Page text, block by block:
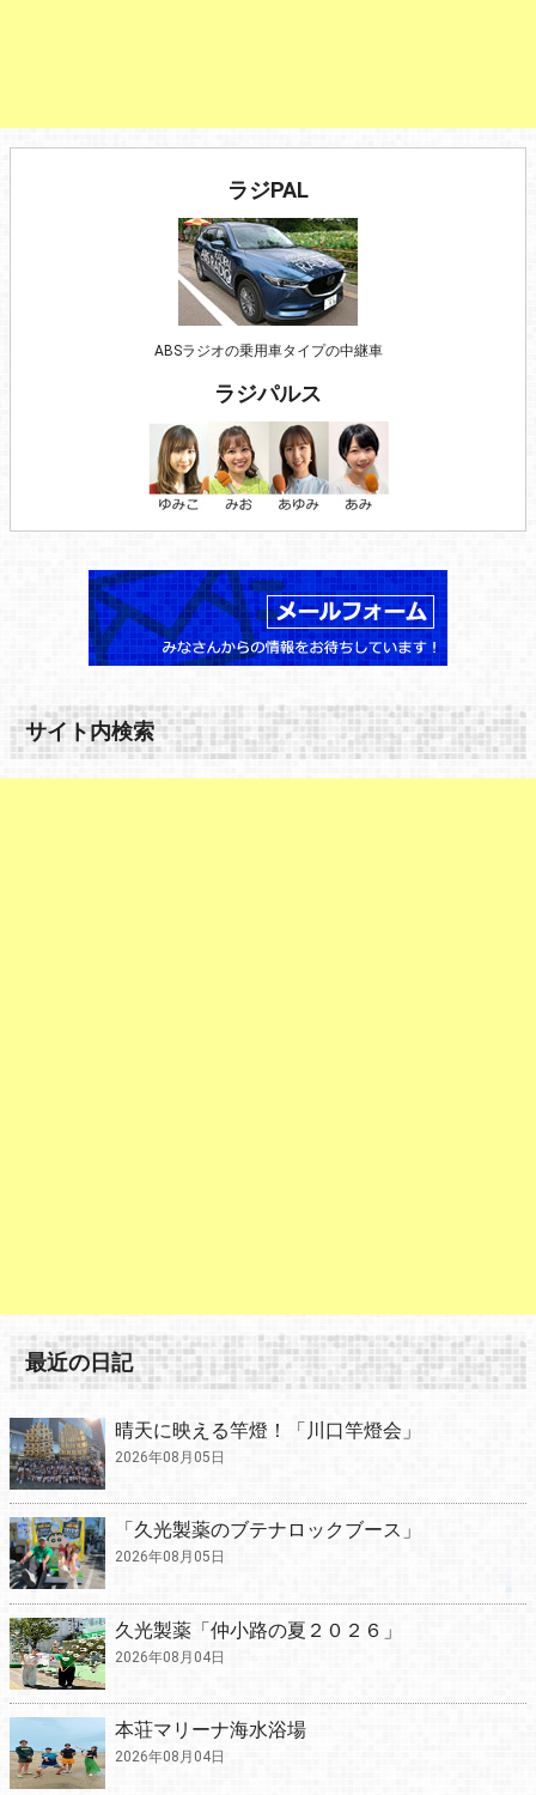
ラジPAL
ABSラジオの乗用車タイプの中継車
ラジパルス
サイト内検索
最近の日記
晴天に映える竿燈！「川口竿燈会」
2026年08月05日
「久光製薬のブテナロックブース」
2026年08月05日
久光製薬「仲小路の夏２０２６」
2026年08月04日
本荘マリーナ海水浴場
2026年08月04日